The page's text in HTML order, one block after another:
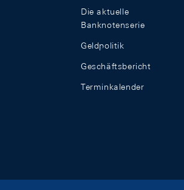
Die aktuelle
Banknotenserie
Geldpolitik
Geschäftsbericht
Terminkalender